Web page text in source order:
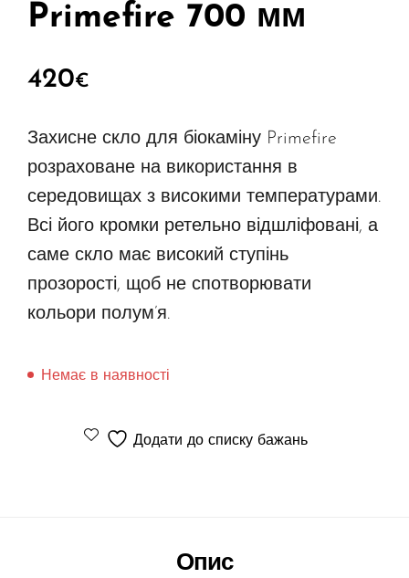
Primefire 700 мм
420€
Захисне скло для біокаміну Primefire
розраховане на використання в
середовищах з високими температурами.
Всі його кромки ретельно відшліфовані, а
саме скло має високий ступінь
прозорості, щоб не спотворювати
кольори полум’я.
Немає в наявності
Додати до списку бажань
Опис